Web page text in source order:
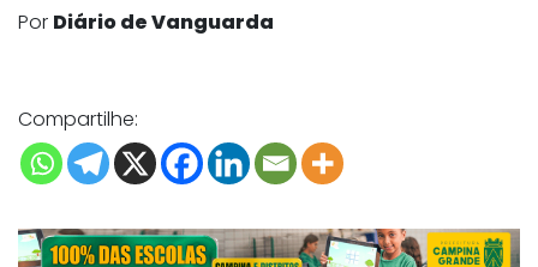
Por Diário de Vanguarda
Compartilhe: